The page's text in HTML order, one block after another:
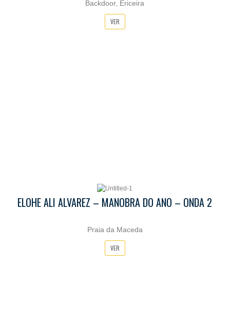
Backdoor, Ericeira
VER
ELOHE ALI ALVAREZ – MANOBRA DO ANO – ONDA 2
Praia da Maceda
VER